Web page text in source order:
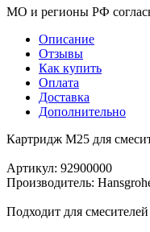
МО и регионы РФ
Описание
Отзывы
Как купить
Оплата
Доставка
Дополнительно
Картридж М25 для
Артикул: 92900000
Производитель:
Подходит для